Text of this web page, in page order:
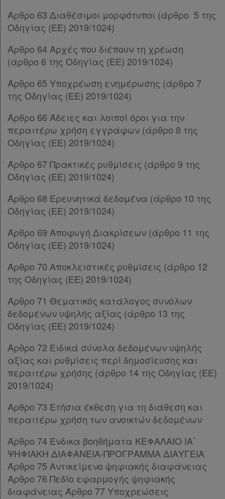
Τα
αγαπημένα
μου
σημειώσεις
μου
Ψάχνω
και
δε
βρίσκω
Άρθρο 31 [-]
Παρ.1
Παρ.2
Άρθρο 32 [-]
Παρ.1
Παρ.2
Παρ.3
Άρθρο 33
ΚΕΦΑΛΑΙΟ Ζ' [-]
Άρθρο 34
Άρθρο 35 [-]
Παρ.2
Παρ.3
Παρ.4
Παρ.5
Παρ.6
Παρ.7
Παρ.8
Άρθρο 36
Άρθρο 37 [-]
Παρ.2
Παρ.3
Άρθρο 38
Άρθρο 39 [-]
Παρ.1
Παρ.2
Άρθρο 40
[-]
Παρ.2
Παρ.3
Άρθρο 41 [-]
Παρ.1
Παρ.2
Παρ.3
Παρ.4
Άρθρο 63 Διαθέσιμοι μορφότυποι (άρθρο 5 της
Οδηγίας (ΕΕ) 2019/1024)
Άρθρο 64 Αρχές που διέπουν τη χρέωση
(άρθρο 6 της Οδηγίας (ΕΕ) 2019/1024)
Άρθρο 65 Υποχρέωση ενημέρωσης (άρθρο 7
της Οδηγίας (ΕΕ) 2019/1024)
Άρθρο 66 Άδειες και λοιποί όροι για την
περαιτέρω χρήση εγγράφων (άρθρο 8 της
Οδηγίας (ΕΕ) 2019/1024)
Άρθρο 67 Πρακτικές ρυθμίσεις (άρθρο 9 της
Οδηγίας (ΕΕ) 2019/1024)
Άρθρο 68 Ερευνητικά δεδομένα (άρθρο 10 της
Οδηγίας (ΕΕ) 2019/1024)
Άρθρο 69 Αποφυγή Διακρίσεων (άρθρο 11 της
Οδηγίας (ΕΕ) 2019/1024)
Άρθρο 70 Αποκλειστικές ρυθμίσεις (άρθρο 12
της Οδηγίας (ΕΕ) 2019/1024)
Άρθρο 71 Θεματικός κατάλογος συνόλων
δεδομένων υψηλής αξίας (άρθρο 13 της
Οδηγίας (ΕΕ) 2019/1024)
Άρθρο 72 Ειδικά σύνολα δεδομένων υψηλής
αξίας και ρυθμίσεις περί δημοσίευσης και
περαιτέρω χρήσης (άρθρο 14 της Οδηγίας (ΕΕ)
2019/1024)
Άρθρο 73 Ετήσια έκθεση για τη διάθεση και
περαιτέρω χρήση των ανοικτών δεδομένων
Άρθρο 74 Ένδικα βοηθήματα ΚΕΦΑΛΑΙΟ ΙΑ΄
ΨΗΦΙΑΚΗ ΔΙΑΦΑΝΕΙΑ-ΠΡΟΓΡΑΜΜΑ ΔΙΑΥΓΕΙΑ
Άρθρο 75 Αντικείμενο ψηφιακής διαφάνειας
Άρθρο 76 Πεδίο εφαρμογής ψηφιακής
διαφάνειας Άρθρο 77 Υποχρεώσεις